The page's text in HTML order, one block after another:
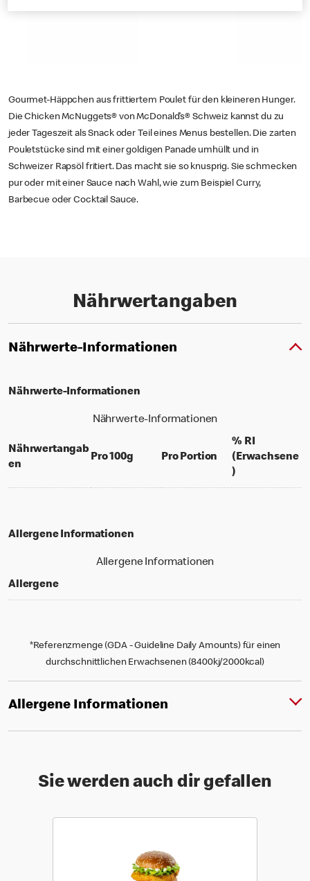
Gourmet-Häppchen aus frittiertem Poulet für den kleineren Hunger.
Die Chicken McNuggets® von McDonald’s® Schweiz kannst du zu
jeder Tageszeit als Snack oder Teil eines Menus bestellen. Die zarten
Pouletstücke sind mit einer goldigen Panade umhüllt und in
Schweizer Rapsöl fritiert. Das macht sie so knusprig. Sie schmecken
pur oder mit einer Sauce nach Wahl, wie zum Beispiel Curry,
Barbecue oder Cocktail Sauce.
Nährwertangaben
Nährwerte-Informationen
Nährwerte-Informationen
Nährwerte-Informationen
Nährwertangab
en
Pro 100gper 100 grams
Pro Portion per portion
% RI
(Erwachsene
)% daily value
Allergene Informationen
Allergene Informationen
Allergene
*Referenzmenge (GDA - Guideline Daily Amounts) für einen
durchschnittlichen Erwachsenen (8400kj/2000kcal)
Allergene Informationen
Sie werden auch dir gefallen